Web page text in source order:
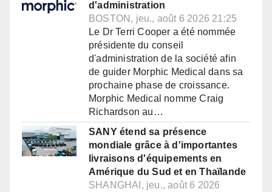
d'administration
BOSTON, jeu., août 6 2026 21:25
Le Dr Terri Cooper a été nommée
présidente du conseil
d'administration de la société afin
de guider Morphic Medical dans sa
prochaine phase de croissance.
Morphic Medical nomme Craig
Richardson au…
SANY étend sa présence
mondiale grâce à d'importantes
livraisons d'équipements en
Amérique du Sud et en Thaïlande
SHANGHAI, jeu., août 6 2026